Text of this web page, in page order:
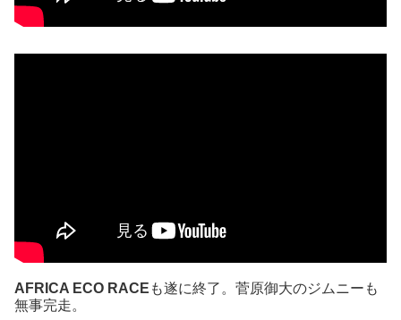
AFRICA ECO RACE も遂に終了。菅原御大のジムニーも
無事完走。